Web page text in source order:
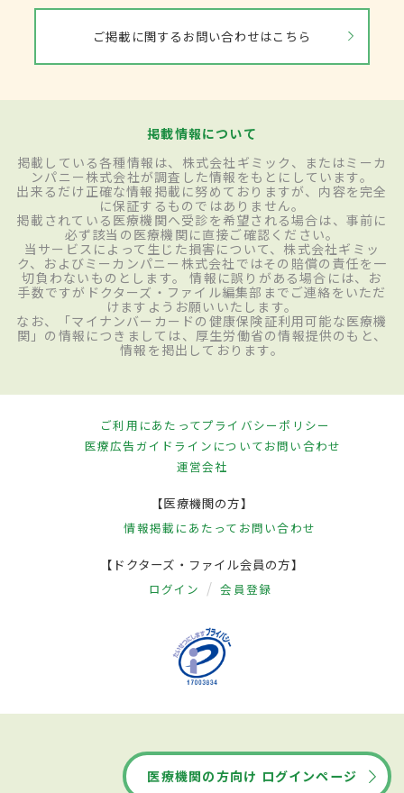
ご掲載に関するお問い合わせはこちら
掲載情報について
掲載している各種情報は、株式会社ギミック、またはミーカ
ンパニー株式会社が調査した情報をもとにしています。
出来るだけ正確な情報掲載に努めておりますが、内容を完全
に保証するものではありません。
掲載されている医療機関へ受診を希望される場合は、事前に
必ず該当の医療機関に直接ご確認ください。
当サービスによって生じた損害について、株式会社ギミッ
ク、およびミーカンパニー株式会社ではその賠償の責任を一
切負わないものとします。 情報に誤りがある場合には、お
手数ですがドクターズ・ファイル編集部までご連絡をいただ
けますようお願いいたします。
なお、「マイナンバーカードの健康保険証利用可能な医療機
関」の情報につきましては、厚生労働省の情報提供のもと、
情報を掲出しております。
ご利用にあたってプライバシーポリシー
医療広告ガイドラインについてお問い合わせ
運営会社
【医療機関の方】
情報掲載にあたって お問い合わせ
【ドクターズ・ファイル会員の方】
ログイン 会員登録
医療機関の方向け ログインページ